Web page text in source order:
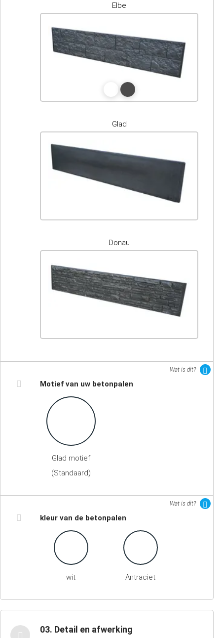
Elbe
Glad
Donau
Wat is dit?
Motief van uw betonpalen
Glad motief
(Standaard)
Wat is dit?
kleur van de betonpalen
wit Antraciet
03. Detail en afwerking